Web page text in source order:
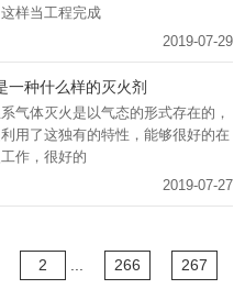
样当工程完成
2019-07-29
一种什么样的灭火剂
气体灭火是以气态的形式存在的，
用了这独有的特性，能够很好的在
作，很好的
2019-07-27
2 266 267